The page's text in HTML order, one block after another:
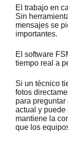
El trabajo en
Sin
mensajes se
importantes.
El software
tiempo real a
Si un técnico
fotos
para
actual y
mantiene la
que los